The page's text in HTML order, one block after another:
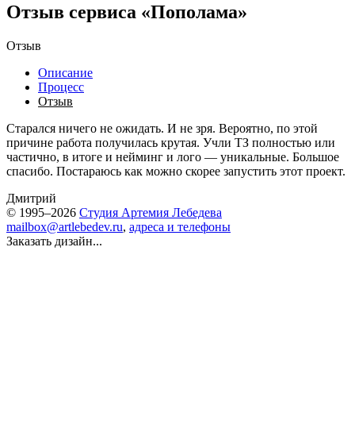
Отзыв сервиса «Пополама»
Отзыв
Описание
Процесс
Отзыв
Старался ничего не ожидать. И не зря. Вероятно, по этой
причине работа получилась крутая. Учли ТЗ полностью или
частично, в итоге и нейминг и лого — уникальные. Большое
спасибо. Постараюсь как можно скорее запустить этот проект.
Дмитрий
© 1995–2026 Студия Артемия Лебедева
mailbox@artlebedev.ru, адреса и телефоны
Заказать дизайн...